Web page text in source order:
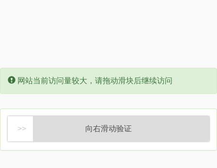
Error:
网站当前访问量较大，请拖动滑块后继续访问
向右滑动验证